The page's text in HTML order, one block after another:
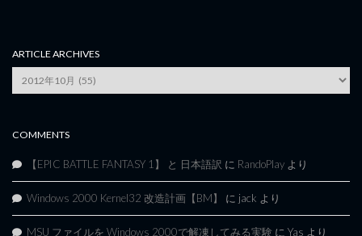
ARTICLE ARCHIVES
Article
Archives
COMMENTS
【EPIC BATTLE FANTASY 1】 と 日本語訳 に RandoPlay より
Windows 2000 Kernel32 改造計画【BM】 に jack より
MSU ファイルを Windows 2000で解凍してみる実験 に Yas より